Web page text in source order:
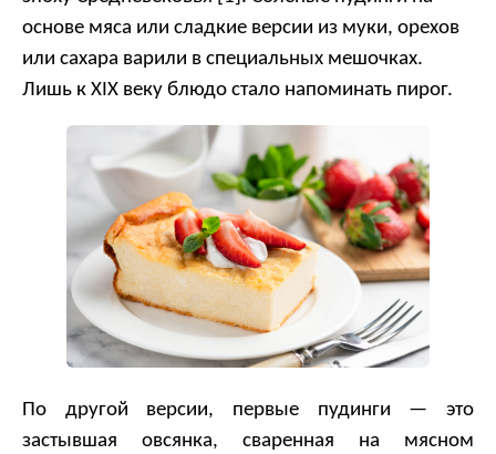
основе мяса или сладкие версии из муки, орехов
или сахара варили в специальных мешочках.
Лишь к XIX веку блюдо стало напоминать пирог.
По другой версии, первые пудинги — это
застывшая овсянка, сваренная на мясном